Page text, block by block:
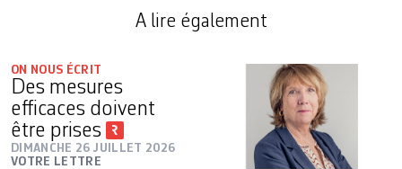
A lire également
ON NOUS ÉCRIT
Des mesures
efficaces doivent
être prises
DIMANCHE 26 JUILLET 2026
VOTRE LETTRE